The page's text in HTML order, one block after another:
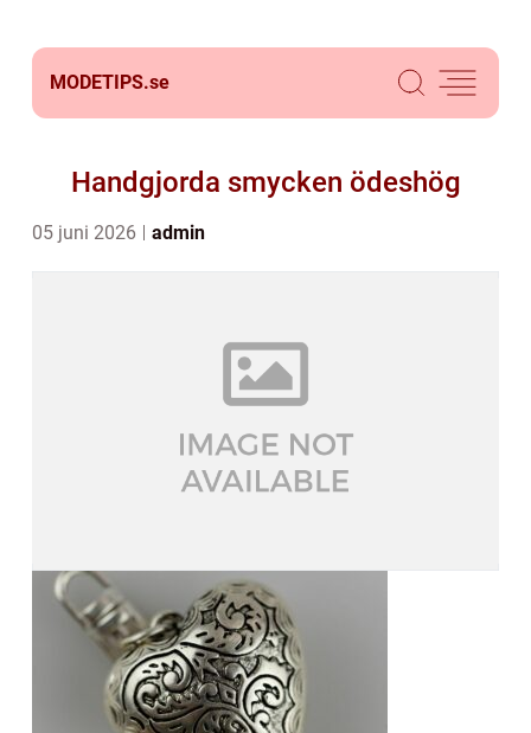
MODETIPS.se
Handgjorda smycken ödeshög
05 juni 2026 admin